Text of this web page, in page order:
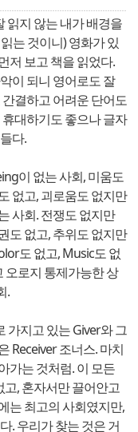
읽지 않는 내가 배경을
는 것이니) 영화가 있
저 보고 책을 읽었다.
이 되니 영어로도 잘
결하고 어려운 단어도
대하기도 좋으나 글자
다.
이 없는 사회, 미움도
없고, 괴로움도 없지만
사회. 전쟁도 없지만
도 없고, 추위도 없지만
도 없고, Music도 없
오로지 통제가능한 상
.
가지고 있는 Giver와 그
Receiver 조너스. 마치
가는 것처럼. 이 모든
고, 혼자서만 끌어안고
는 최고의 사회였지만,
. 우리가 찾는 것은 거